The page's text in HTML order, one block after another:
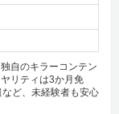
自のキラーコンテン
リティは3か月免
ど、未経験者も安心